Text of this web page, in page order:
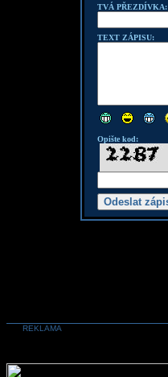
TVÁ PŘEZDÍVKA:
TEXT ZÁPISU:
Opište kod:
REKLAMA